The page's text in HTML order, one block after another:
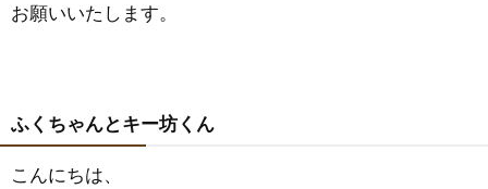
お願いいたします。
ふくちゃんとキー坊くん
こんにちは、